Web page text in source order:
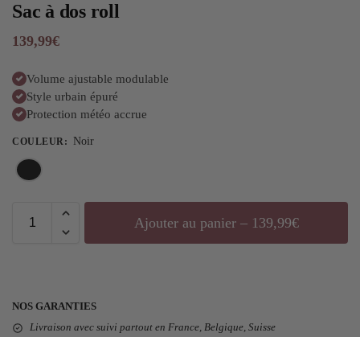
Sac à dos roll
139,99€
Volume ajustable modulable
Style urbain épuré
Protection météo accrue
COULEUR: Noir
Ajouter au panier – 139,99€
NOS GARANTIES
Livraison avec suivi partout en France, Belgique, Suisse